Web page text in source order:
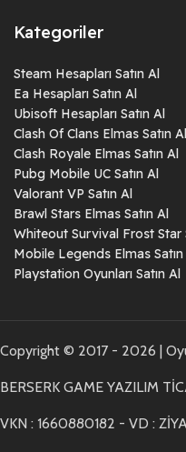
Kategoriler
Steam Hesapları Satın Al
Ea Hesapları Satın Al
Ubisoft Hesapları Satın Al
Clash Of Clans Elmas Satın Al
Clash Royale Elmas Satın Al
Pubg Mobile UC Satın Al
Valorant VP Satın Al
Brawl Stars Elmas Satın Al
Whiteout Survival Frost Star
Mobile Legends Elmas
Playstation Oyunları Satın Al
Copyright © 2017 - 2026 |
BERSERK GAME YAZILIM
VKN : 1660880182 - VD :